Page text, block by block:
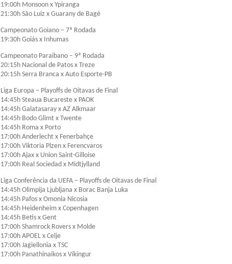
19:00h Monsoon x Ypiranga
21:30h São Luiz x Guarany de Bagé
Campeonato Goiano – 7ª Rodada
19:30h Goiás x Inhumas
Campeonato Paraibano – 9ª Rodada
20:15h Nacional de Patos x Treze
20:15h Serra Branca x Auto Esporte-PB
Liga Europa – Playoffs de Oitavas de Final
14:45h Steaua Bucareste x PAOK
14:45h Galatasaray x AZ Alkmaar
14:45h Bodo Glimt x Twente
14:45h Roma x Porto
17:00h Anderlecht x Fenerbahçe
17:00h Viktoria Plzen x Ferencvaros
17:00h Ajax x Union Saint-Gilloise
17:00h Real Sociedad x Midtjylland
Liga Conferência da UEFA – Playoffs de Oitavas de Final
14:45h Olimpija Ljubljana x Borac Banja Luka
14:45h Pafos x Omonia Nicosia
14:45h Heidenheim x Copenhagen
14:45h Betis x Gent
17:00h Shamrock Rovers x Molde
17:00h APOEL x Celje
17:00h Jagiellonia x TSC
17:00h Panathinaikos x Víkingur